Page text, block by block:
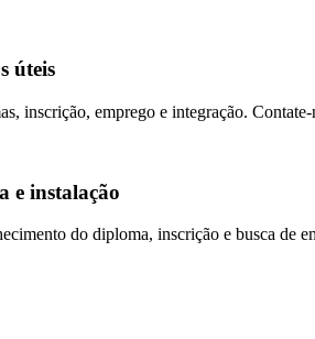
úteis
inscrição, emprego e integração. Contate-
e instalação
do diploma, inscrição e busca de